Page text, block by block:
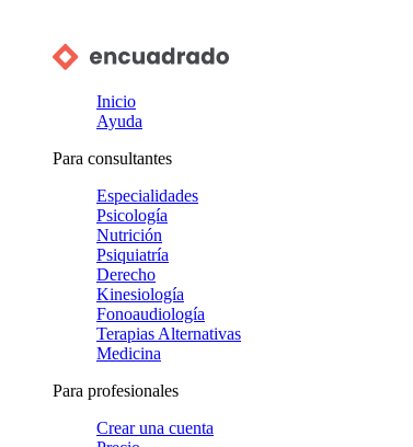
Inicio
Ayuda
Para consultantes
Especialidades
Psicología
Nutrición
Psiquiatría
Derecho
Kinesiología
Fonoaudiología
Terapias Alternativas
Medicina
Para profesionales
Crear una cuenta